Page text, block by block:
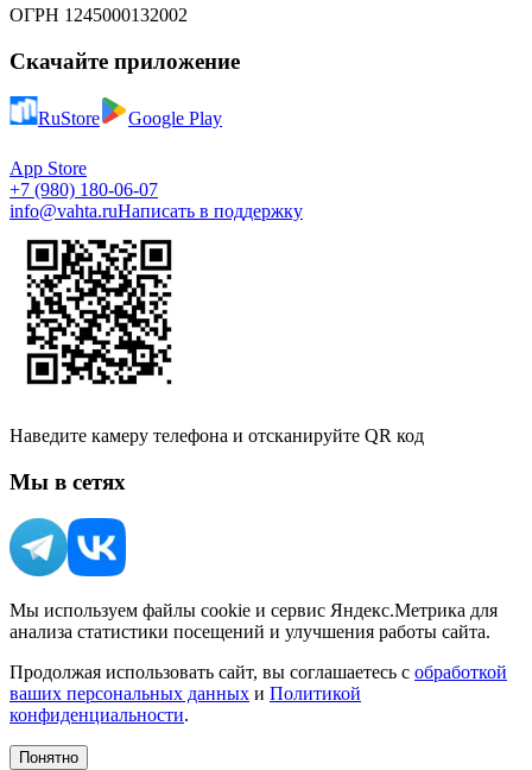
ОГРН 1245000132002
Скачайте приложение
RuStore Google Play
App Store
+7 (980) 180-06-07
info@vahta.ruНаписать в поддержку
Наведите камеру телефона и отсканируйте QR код
Мы в сетях
Мы используем файлы cookie и сервис Яндекс.Метрика для
анализа статистики посещений и улучшения работы сайта.
Продолжая использовать сайт, вы соглашаетесь с обработкой
ваших персональных данных и Политикой
конфиденциальности.
Понятно